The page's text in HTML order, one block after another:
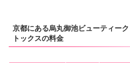
京都にある烏丸御池ビューティー
トックスの料金